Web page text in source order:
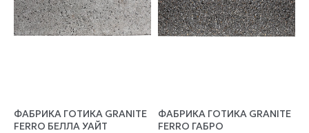
ФАБРИКА ГОТИКА GRANITE
FERRO БЕЛЛА УАЙТ
ФАБРИКА ГОТИКА GRANITE
FERRO ГАБРО